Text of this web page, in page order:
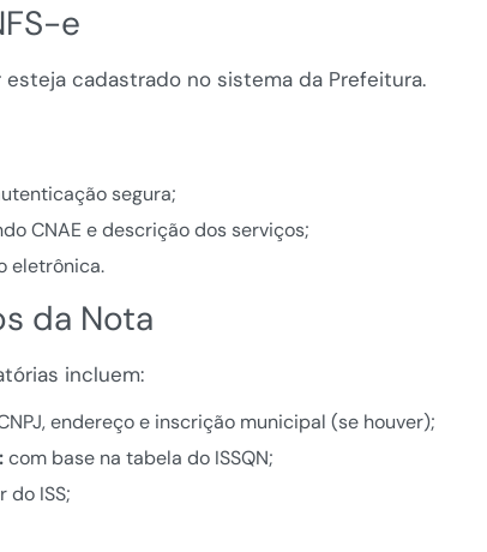
e
cadastrado no sistema da Prefeitura.
segura;
CNAE e descrição dos serviços;
eletrônica.
da Nota
incluem:
endereço e inscrição municipal (se houver);
com base na tabela do ISSQN;
ISS;